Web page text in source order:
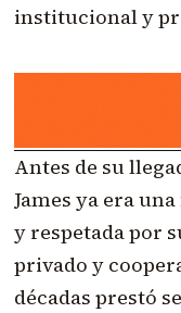
institucional y
Antes de su
James ya era
y respetada por
privado y
décadas prestó